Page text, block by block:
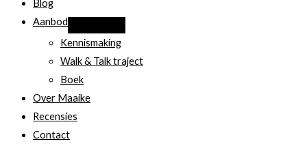
Blog
Aanbod
Kennismaking
Walk & Talk traject
Boek
Over Maaike
Recensies
Contact